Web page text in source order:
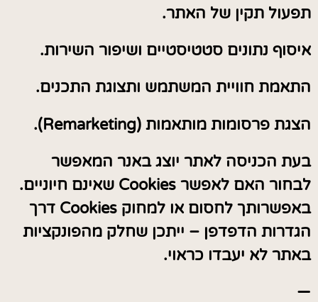
תפעול תקין של האתר.
איסוף נתונים סטטיסטיים ושיפור השירות.
התאמת חוויית המשתמש ותצוגת התכנים.
הצגת פרסומות מותאמות (Remarketing).
בעת הכניסה לאתר יוצג באנר המאפשר
לבחור האם לאפשר Cookies שאינם חיוניים.
באפשרותך לחסום או למחוק Cookies דרך
הגדרות הדפדפן – ייתכן שחלק מהפונקציות
באתר לא יעבדו כראוי.
—